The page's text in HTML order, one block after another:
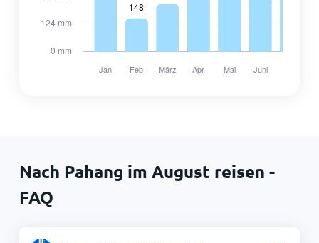
Nach Pahang im August reisen -
FAQ